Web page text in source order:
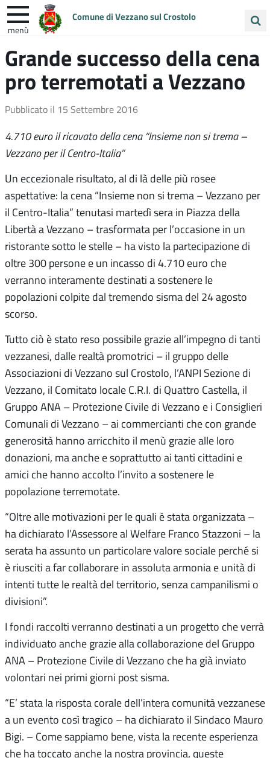
Comune di Vezzano sul Crostolo
menù
nel
sito
ENTRA IN COMUNE VIVI VEZZANO
UNIONE COLLINE MATILDICHE
Grande successo della cena
pro terremotati a Vezzano
Pubblicato il 15 Settembre 2016
4.710 euro il ricavato della cena “Insieme non si trema –
Vezzano per il Centro-Italia”
Un eccezionale risultato, al di là delle più rosee
aspettative: la cena “Insieme non si trema – Vezzano per
il Centro-Italia” tenutasi martedì sera in Piazza della
Libertà a Vezzano – trasformata per l’occasione in un
ristorante sotto le stelle – ha visto la partecipazione di
oltre 300 persone e un incasso di 4.710 euro che
verranno interamente destinati a sostenere le
popolazioni colpite dal tremendo sisma del 24 agosto
scorso.
Tutto ciò è stato reso possibile grazie all’impegno di tanti
vezzanesi, dalle realtà promotrici – il gruppo delle
Associazioni di Vezzano sul Crostolo, l’ANPI Sezione di
Vezzano, il Comitato locale C.R.I. di Quattro Castella, il
Gruppo ANA – Protezione Civile di Vezzano e i Consiglieri
Comunali di Vezzano – ai commercianti che con grande
generosità hanno arricchito il menù grazie alle loro
donazioni, ma anche e soprattutto ai tanti cittadini e
amici che hanno accolto l’invito a sostenere le
popolazione terremotate.
“Oltre alle motivazioni per le quali è stata organizzata –
ha dichiarato l’Assessore al Welfare Franco Stazzoni – la
serata ha assunto un particolare valore sociale perché si
è riusciti a far collaborare in assoluta armonia e unità di
intenti tutte le realtà del territorio, senza campanilismi o
divisioni”.
I fondi raccolti verranno destinati a un progetto che verrà
individuato anche grazie alla collaborazione del Gruppo
ANA – Protezione Civile di Vezzano che ha già inviato
volontari nei primi giorni post sisma.
“E’ stata la risposta corale dell’intera comunità vezzanese
a un evento così tragico – ha dichiarato il Sindaco Mauro
Bigi. – Come sappiamo bene, vista la recente esperienza
che ha toccato anche la nostra provincia, queste